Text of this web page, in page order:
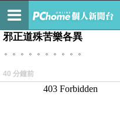
最新文章
邪正道殊苦樂各異
。。。。。。。。。。
40 分鐘前